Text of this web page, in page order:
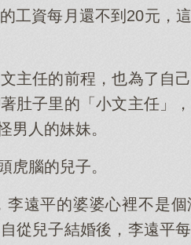
工資每月還不到20元，
主任的前程，也為了自
肚子里的「小文主任」
男人的妹妹。
虎腦的兒子。
遠平的婆婆心裡不是
從兒子結婚後，李遠平